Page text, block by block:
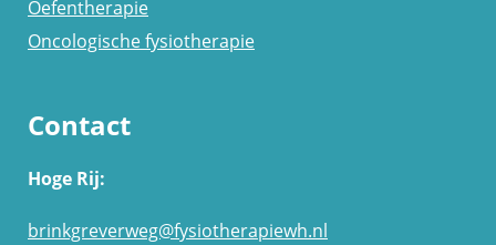
Oefentherapie
Oncologische fysiotherapie
Contact
Hoge Rij:
brinkgreverweg@fysiotherapiewh.nl